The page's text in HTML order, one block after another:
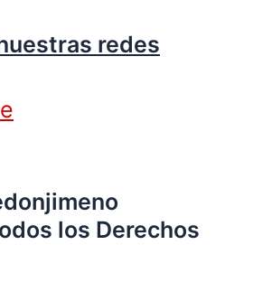
redes
los Derechos